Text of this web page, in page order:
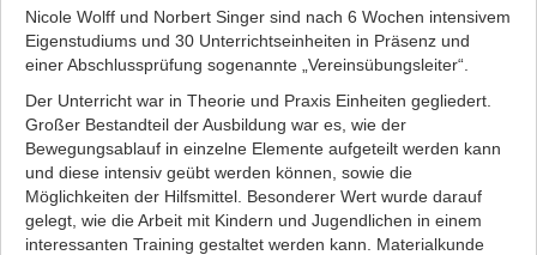
Nicole Wolff und Norbert Singer sind nach 6 Wochen intensivem
Eigenstudiums und 30 Unterrichtseinheiten in Präsenz und
einer Abschlussprüfung sogenannte „Vereinsübungsleiter“.
Der Unterricht war in Theorie und Praxis Einheiten gegliedert.
Großer Bestandteil der Ausbildung war es, wie der
Bewegungsablauf in einzelne Elemente aufgeteilt werden kann
und diese intensiv geübt werden können, sowie die
Möglichkeiten der Hilfsmittel. Besonderer Wert wurde darauf
gelegt, wie die Arbeit mit Kindern und Jugendlichen in einem
interessanten Training gestaltet werden kann. Materialkunde